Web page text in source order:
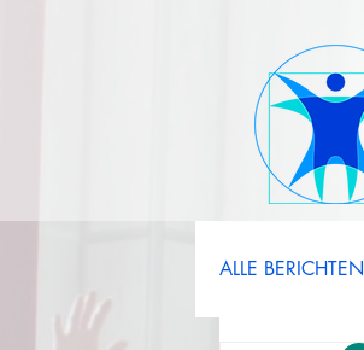
ALLE BERICHTEN